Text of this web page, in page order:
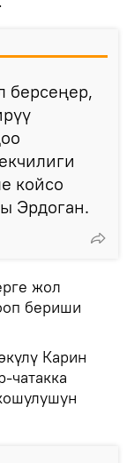
берсеңер,
койсо
Эрдоган.
жол
бериши
Карин
чатакка